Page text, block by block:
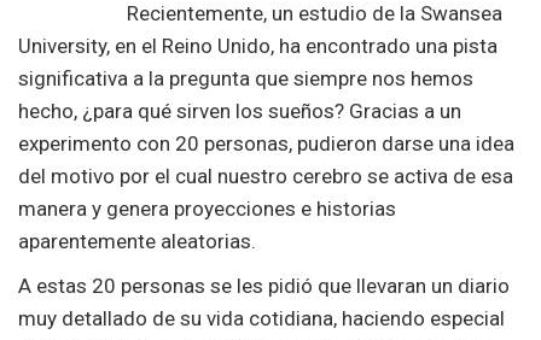
Recientemente, un estudio de la Swansea
University, en el Reino Unido, ha encontrado una pista
significativa a la pregunta que siempre nos hemos
hecho, ¿para qué sirven los sueños? Gracias a un
experimento con 20 personas, pudieron darse una idea
del motivo por el cual nuestro cerebro se activa de esa
manera y genera proyecciones e historias
aparentemente aleatorias.
A estas 20 personas se les pidió que llevaran un diario
muy detallado de su vida cotidiana, haciendo especial